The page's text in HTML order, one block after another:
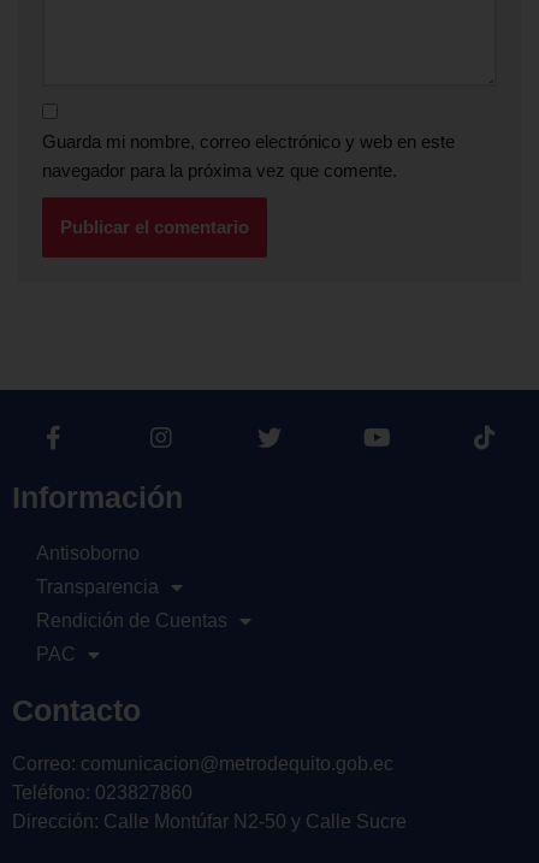
Guarda mi nombre, correo electrónico y web en este
navegador para la próxima vez que comente.
Información
Antisoborno
Transparencia
Rendición de Cuentas
PAC
Contacto
Correo: comunicacion@metrodequito.gob.ec
Teléfono: 023827860
Dirección: Calle Montúfar N2-50 y Calle Sucre